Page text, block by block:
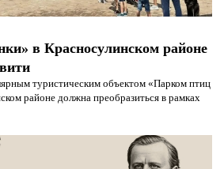
в Красносулинском районе
туристическим объектом «Парком птиц
районе должна преобразиться в рамках